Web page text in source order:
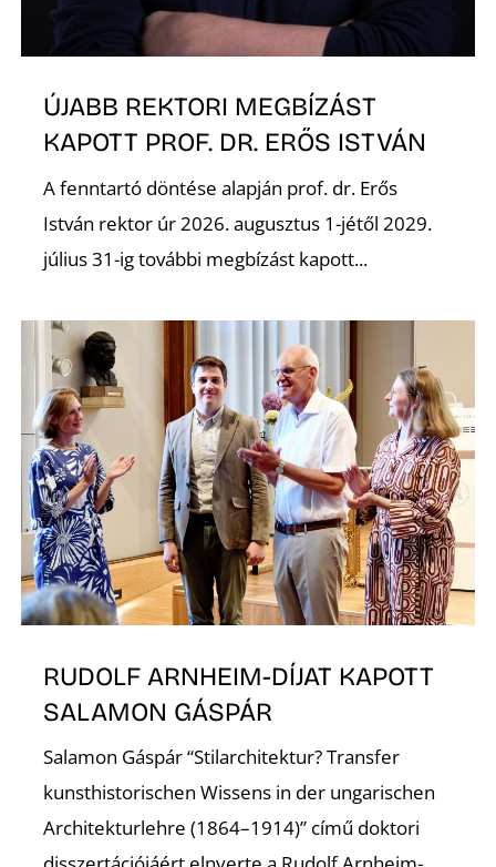
ÚJABB REKTORI MEGBÍZÁST
KAPOTT PROF. DR. ERŐS ISTVÁN
A fenntartó döntése alapján prof. dr. Erős
István rektor úr 2026. augusztus 1-jétől 2029.
július 31-ig további megbízást kapott...
RUDOLF ARNHEIM-DÍJAT KAPOTT
SALAMON GÁSPÁR
Salamon Gáspár “Stilarchitektur? Transfer
kunsthistorischen Wissens in der ungarischen
Architekturlehre (1864–1914)” című doktori